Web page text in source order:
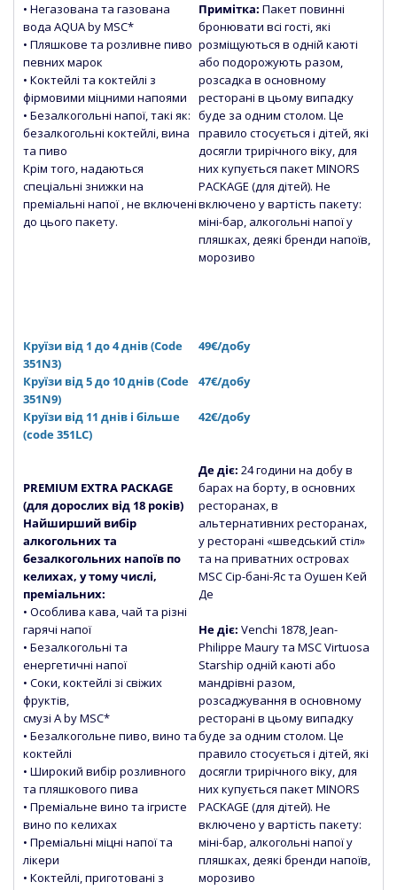
• Негазована та газована
вода AQUA by MSC*
• Пляшкове та розливне пиво
певних марок
• Коктейлі та коктейлі з
фірмовими міцними напоями
• Безалкогольні напої, такі як:
безалкогольні коктейлі, вина
та пиво
Крім того, надаються
спеціальні знижки на
преміальні напої , не включені
до цього пакету.
Примітка: Пакет повинні
бронювати всі гості, які
розміщуються в одній каюті
або подорожують разом,
розсадка в основному
ресторані в цьому випадку
буде за одним столом. Це
правило стосується і дітей, які
досягли трирічного віку, для
них купується пакет MINORS
PACKAGE (для дітей). Не
включено у вартість пакету:
міні-бар, алкогольні напої у
пляшках, деякі бренди напоїв,
морозиво
Круїзи від 1 до 4 днів (Сode
351N3)
49€/добу
Круїзи від 5 до 10 днів (Сode
351N9)
47€/добу
Круїзи від 11 днів і більше
(code 351LC)
42€/добу
PREMIUM EXTRA PACKAGE
(для дорослих від 18 років)
Найширший вибір
алкогольних та
безалкогольних напоїв по
келихах, у тому числі,
преміальних:
• Особлива кава, чай та різні
гарячі напої
• Безалкогольні та
енергетичні напої
• Соки, коктейлі зі свіжих
фруктів,
смузі A by MSC*
• Безалкогольне пиво, вино та
коктейлі
• Широкий вибір розливного
та пляшкового пива
• Преміальне вино та ігристе
вино по келихах
• Преміальні міцні напої та
лікери
• Коктейлі, приготовані з
Де діє: 24 години на добу в
барах на борту, в основних
ресторанах, в
альтернативних ресторанах,
у ресторані «шведський стіл»
та на приватних островах
MSC Сір-бані-Яс та Оушен Кей
Де
Не діє: Venchi 1878, Jean-
Philippe Maury та MSC Virtuosa
Starship одній каюті або
мандрівні разом,
розсаджування в основному
ресторані в цьому випадку
буде за одним столом. Це
правило стосується і дітей, які
досягли трирічного віку, для
них купується пакет MINORS
PACKAGE (для дітей). Не
включено у вартість пакету:
міні-бар, алкогольні напої у
пляшках, деякі бренди напоїв,
морозиво